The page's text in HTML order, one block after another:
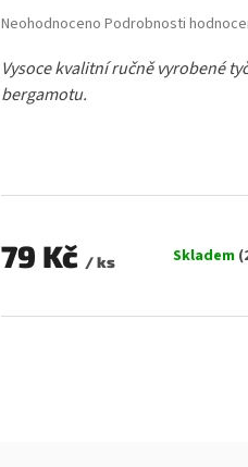
Vysoce kvalitní ručně vyrobené
bergamotu.
79 Kč / ks
Skladem
Průměrné
produktu
je
0,0
Neohodnoceno Podrobnosti